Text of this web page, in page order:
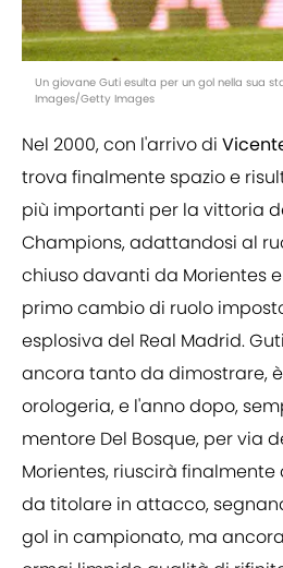
Un giovane Guti esulta per un gol nella sua
Images/Getty Images
Nel 2000, con l'arrivo di
trova finalmente spazio e
più importanti per la vittoria
Champions, adattandosi al
chiuso davanti da Morientes
primo cambio di ruolo
esplosiva del Real Madrid.
ancora tanto da dimostrare,
orologeria, e l'anno dopo,
mentore Del Bosque, per via
Morientes, riuscirà
da titolare in attacco,
gol in campionato, ma